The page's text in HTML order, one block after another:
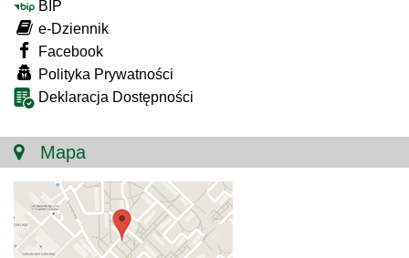
BIP
e-Dziennik
Facebook
Polityka Prywatności
Deklaracja Dostępności
Mapa